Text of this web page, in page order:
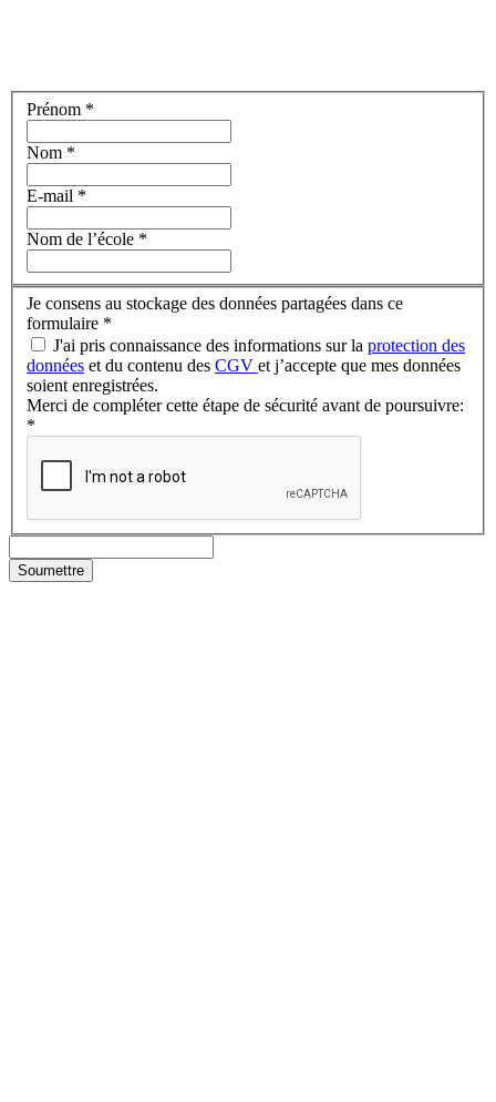
Prénom *
Nom *
E-mail *
Nom de l’école *
Je consens au stockage des données partagées dans ce
formulaire *
J'ai pris connaissance des informations sur la protection des
données et du contenu des CGV et j’accepte que mes données
soient enregistrées.
Merci de compléter cette étape de sécurité avant de poursuivre:
*